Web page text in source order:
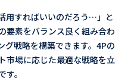
用すればいいのだろう…」と
要素をバランス良く組み合わ
グ戦略を構築できます。4Pの
市場に応じた最適な戦略を立
。